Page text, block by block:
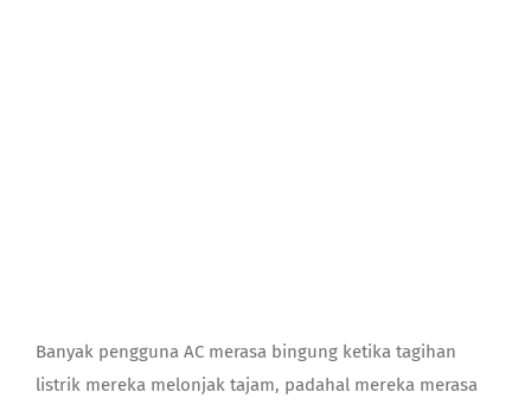
Banyak pengguna AC merasa bingung ketika tagihan
listrik mereka melonjak tajam, padahal mereka merasa